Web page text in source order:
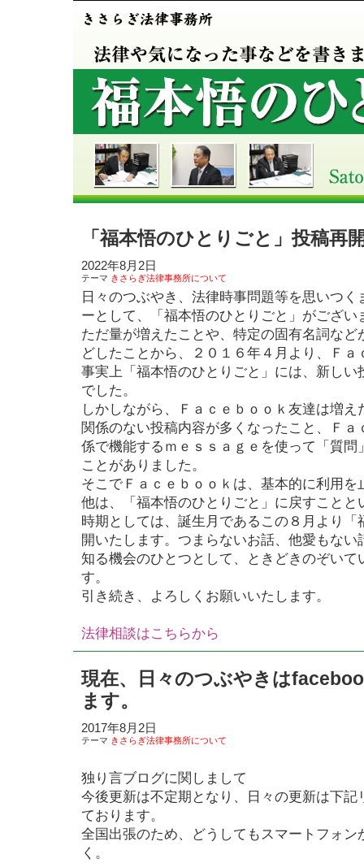
「福本悟のひとりごと」投稿再
2022年8月2日
テーマ きさらぎ法律事務所について
日々のつぶやき、法律時事問題等を思いつ
ーとして、「福本悟のひとりごと」がござい
ただ量が増えたことや、特定の固有名詞な
どしたことから、２０１６年４月より、Ｆ
事実上「福本悟のひとりごと」には、新しい
でした。
しかしながら、Ｆａｃｅｂｏｏｋ友達は増
関係のない投稿内容が多くなったこと、Ｆ
係で機能するｍｅｓｓａｇｅを使って「質問
ことがありました。
そこでＦａｃｅｂｏｏｋは、基本的に利用
他は、「福本悟のひとりごと」に戻すことと
時期としては、誕生月であるこの８月より
開いたします。つまらないお話、他愛もな
知る機会のひとつとして、ときどきのぞいて
す。
引き続き、よろしくお願いいたします。
法律相談はこちらから
現在、日々のつぶやきは
ます。
2017年8月2日
テーマ きさらぎ法律事務所について
独り言ブログに関しまして
今後更新は不定期となり、日々の更新は下記
ております。
全国出張のため、どうしてもスマートフォン
く。